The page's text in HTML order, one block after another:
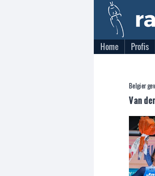
Home Profis
Belgier
Van